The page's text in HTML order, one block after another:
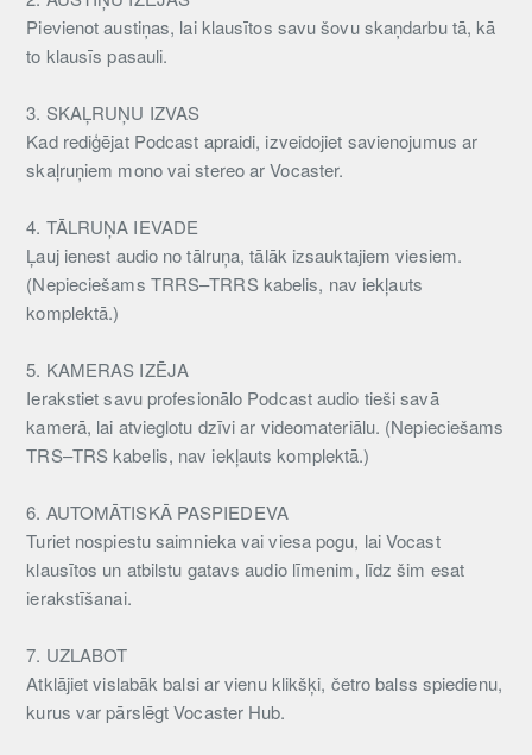
Pievienot austiņas, lai klausītos savu šovu skaņdarbu tā, kā
to klausīs pasauli.
3. SKAĻRUŅU IZVAS
Kad rediģējat Podcast apraidi, izveidojiet savienojumus ar
skaļruņiem mono vai stereo ar Vocaster.
4. TĀLRUŅA IEVADE
Ļauj ienest audio no tālruņa, tālāk izsauktajiem viesiem.
(Nepieciešams TRRS–TRRS kabelis, nav iekļauts
komplektā.)
5. KAMERAS IZĒJA
Ierakstiet savu profesionālo Podcast audio tieši savā
kamerā, lai atvieglotu dzīvi ar videomateriālu. (Nepieciešams
TRS–TRS kabelis, nav iekļauts komplektā.)
6. AUTOMĀTISKĀ PASPIEDEVA
Turiet nospiestu saimnieka vai viesa pogu, lai Vocast
klausītos un atbilstu gatavs audio līmenim, līdz šim esat
ierakstīšanai.
7. UZLABOT
Atklājiet vislabāk balsi ar vienu klikšķi, četro balss spiedienu,
kurus var pārslēgt Vocaster Hub.